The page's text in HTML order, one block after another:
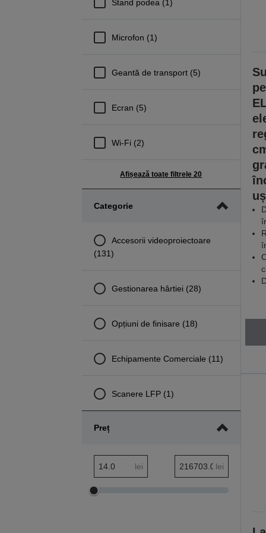
Stand podea (1)
Microfon (1)
Geantă de transport (5)
Ecran (5)
Wi-Fi (2)
Afișează toate filtrele 20
Categorie
Accesorii videoproiectoare
(131)
Gestionarea hârtiei (28)
Opțiuni de finisare (18)
Echipamente Comerciale (11)
Scanere LFP (1)
Preț
lei lei
Ajustare
Ajustare